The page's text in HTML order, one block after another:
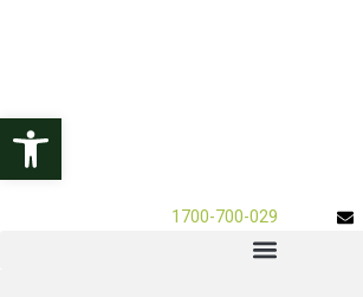
1700-700-029